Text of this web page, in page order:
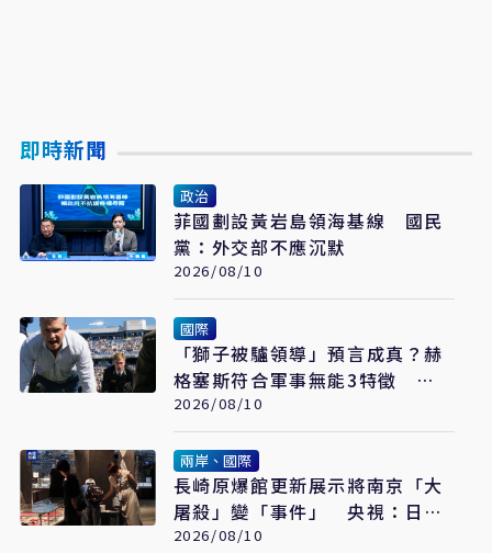
即時新聞
政治
菲國劃設黃岩島領海基線 國民
黨：外交部不應沉默
2026/08/10
國際
「獅子被驢領導」預言成真？赫
格塞斯符合軍事無能3特徵
《軍事無能心理學》半世紀後受
矚目
2026/08/10
兩岸、國際
長崎原爆館更新展示將南京「大
屠殺」變「事件」 央視：日本
又在偷改歷史
2026/08/10